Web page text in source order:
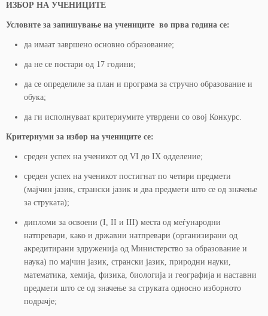
ИЗБОР НА УЧЕНИЦИТЕ
Условите за запишување на учениците во прва година се:
да имаат завршено основно образование;
да не се постари од 17 години;
да се определиле за план и програма за стручно образование и
обука;
да ги исполнуваат критериумите утврдени со овој Конкурс.
Критериуми за избор на учениците се:
среден успех на ученикот од VI до IX одделение;
среден успех на ученикот постигнат по четири предмети
(мајчин јазик, странски јазик и два предмети што се од значење
за струката);
дипломи за освоени (I, II и III) места од меѓународни
натпревари, како и државни натпревари (организирани од
акредитирани здруженија од Министерство за образование и
наука) по мајчин јазик, странски јазик, природни науки,
математика, хемија, физика, биологија и географија и наставни
предмети што се од значење за струката односно изборното
подрачје;